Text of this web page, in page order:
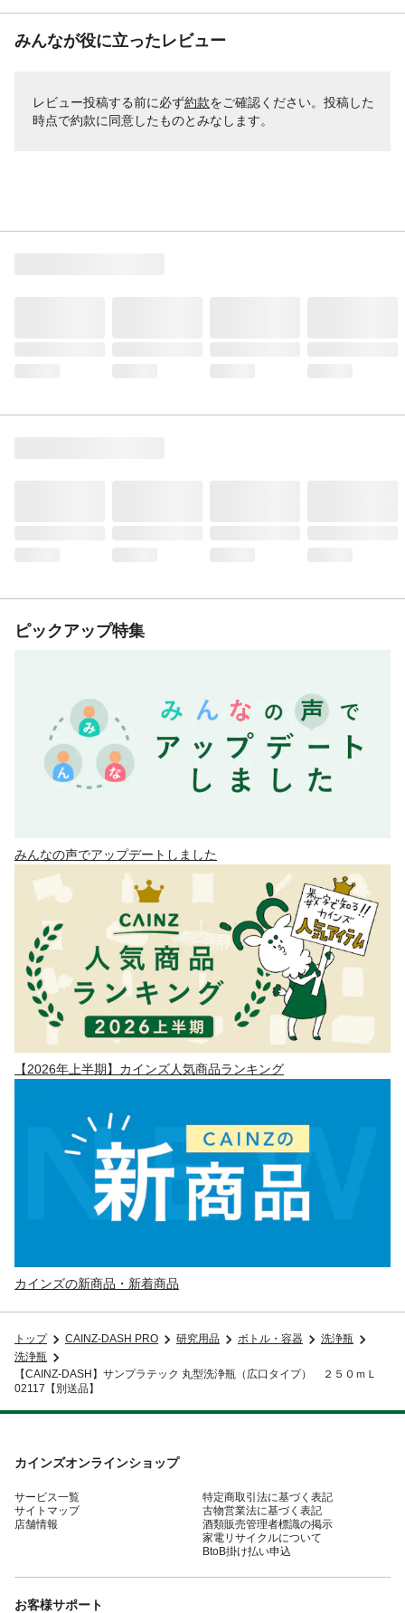
みんなが役に立ったレビュー
レビュー投稿する前に必ず約款をご確認ください。投稿した
時点で約款に同意したものとみなします。
ピックアップ特集
みんなの声でアップデートしました
【2026年上半期】カインズ人気商品ランキング
カインズの新商品・新着商品
トップ CAINZ-DASH PRO 研究用品 ボトル・容器
洗浄瓶
洗浄瓶
【CAINZ-DASH】サンプラテック 丸型洗浄瓶（広口タイプ） ２５０ｍＬ
02117【別送品】
カインズオンラインショップ
サービス一覧
サイトマップ
店舗情報
特定商取引法に基づく表記
古物営業法に基づく表記
酒類販売管理者標識の掲示
家電リサイクルについて
BtoB掛け払い申込
お客様サポート